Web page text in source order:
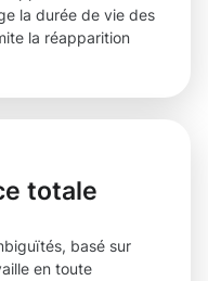
la durée de vie des
la réapparition
totale
basé sur
en toute